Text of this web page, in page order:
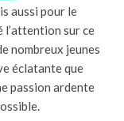
aussi pour le
l’attention sur ce
nombreux jeunes
éclatante que
passion ardente